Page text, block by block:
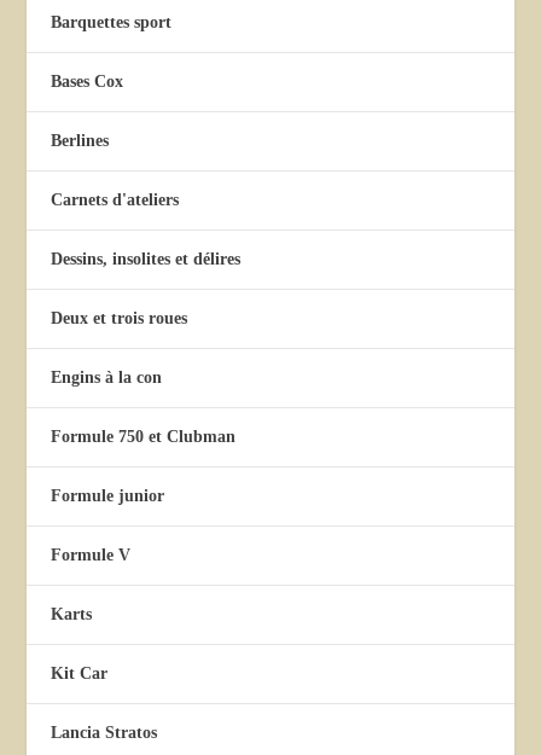
Barquettes sport
Bases Cox
Berlines
Carnets d'ateliers
Dessins, insolites et délires
Deux et trois roues
Engins à la con
Formule 750 et Clubman
Formule junior
Formule V
Karts
Kit Car
Lancia Stratos